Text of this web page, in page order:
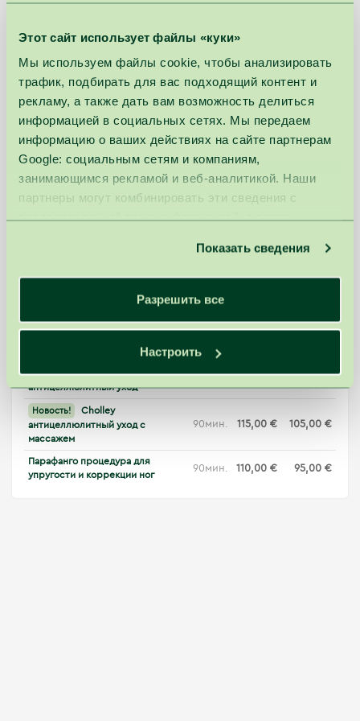
Этот сайт использует файлы «куки»
Мы используем файлы cookie, чтобы анализировать
трафик, подбирать для вас подходящий контент и
рекламу, а также дать вам возможность делиться
информацией в социальных сетях. Мы передаем
информацию о ваших действиях на сайте партнерам
Google: социальным сетям и компаниям,
занимающимся рекламой и веб-аналитикой. Наши
партнеры могут комбинировать эти сведения с
предоставленной вами информацией, а также
Показать сведения
Разрешить все
Настроить
Интенсивные движения помогают
формировать контуры тела,
стимулируют расщепление жиров и
тонизируют кожу. После массажа кожа
становится более упругой и гладкой.
Дополнительная оплата за услугу выполненную
мастером высокой квалификации:
Цена
Новость
Cholley
антицеллюлитный уход
60мин. 85,00 € 75,00 €
Новость!
Cholley
антицеллюлитный уход с
массажем
90мин. 115,00 € 105,00 €
Парафанго процедура для
упругости и коррекции ног
90мин. 110,00 € 95,00 €